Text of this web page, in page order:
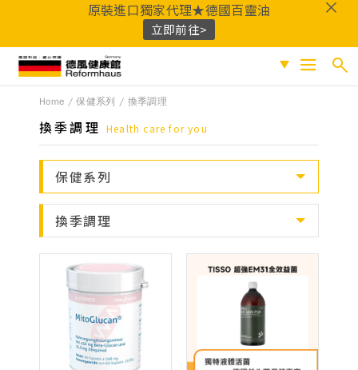
原裝進口獨家代理★德國百靈油
立即前往>
百靈油 黑種草油 鎂 Q10 酸櫻桃
魚
油
益生菌
鐵
B群 鋅 蜂膠
Home 保健系列 換季調理
換季調理 Health care for you
保健系列
換季調理
促銷專區
人氣商品
保健系列
成份分類
適用族群
嚴選好物
優質品牌